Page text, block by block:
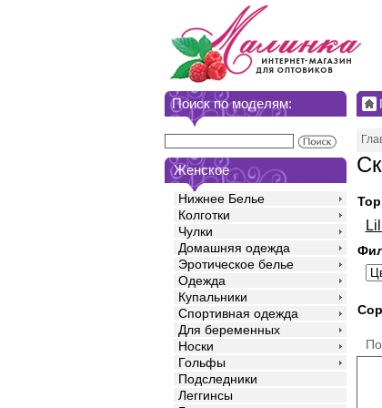
Поиск по моделям:
Женское
Нижнее Белье
Колготки
Чулки
Домашняя одежда
Эротическое белье
Одежда
Купальники
Спортивная одежда
Для беременных
Носки
Гольфы
Подследники
Леггинсы